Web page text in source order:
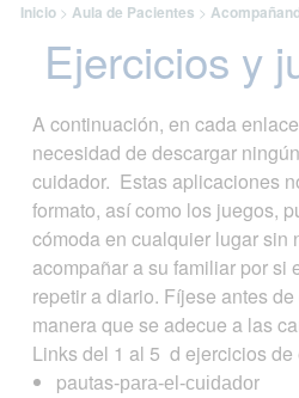
Inicio> Aula de Pacientes >
Ejercicios y
A continuación, en cada
necesidad de descargar
cuidador. Estas aplicaciones
formato, así como los juegos,
cómoda en cualquier lugar sin
acompañar a su familiar por
repetir a diario. Fíjese antes
manera que se adecue a las
Links del 1 al 5 d ejercicios
pautas-para-el-cuidador